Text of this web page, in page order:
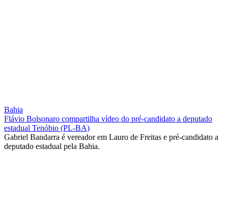
Bahia
Flávio Bolsonaro compartilha vídeo do pré-candidato a deputado
estadual Tenóbio (PL-BA)
Gabriel Bandarra é vereador em Lauro de Freitas e pré-candidato a
deputado estadual pela Bahia.